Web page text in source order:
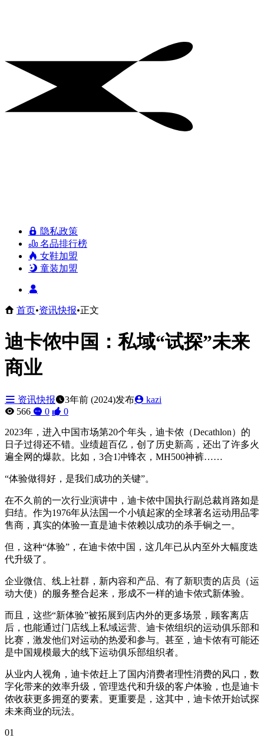
隐私政策
名品排行榜
女鞋加盟
童装加盟
首页•资讯快报•正文
迪卡侬中国：私域“试探”未来
商业
资讯快报 3年前 (2024)发布
kazi
566
0 0
2023年，进入中国市场第20个年头，迪卡侬（Decathlon）的
日子过得还不错。业绩超百亿，创了历史新高，还出了许多火
遍全网的爆款。比如，3合1冲锋衣，MH500神裤……
“体验做得好，是我们成功的关键”。
在不久前的一次行业演讲中，迪卡侬中国执行副总裁肖路如是
归结。作为1976年从法国一个小镇起家的全球著名运动用品零
售商，真实的体验一直是迪卡侬赖以成功的杀手锏之一。
但，这种“体验”，在迪卡侬中国，这几年已从内至外大幅度迭
代升级了。
企业微信、线上社群，新内容和产品、有了新职责的店员（运
动大使）的服务整合起来，形成不一样的迪卡侬式新体验。
而且，这些“新体验”被拓展到店内外的更多场景，顾客离店
后，也能通过门店线上私域运营、迪卡侬组织的运动俱乐部和
比赛，激发他们对运动的热爱和参与。甚至，迪卡侬有可能还
是中国规模最大的线下运动俱乐部组织者。
从业内人视角，迪卡侬赶上了国内消费者理性消费的风口，数
字化带来的效率升级，管理迭代和升级的客户体验，也是迪卡
侬收获更多拥趸的要素。更重要是，这其中，迪卡侬开始试探
未来商业的玩法。
01